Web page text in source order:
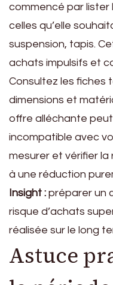
commencé par
celles qu’elle
suspension, tapis.
achats impulsifs et
Consultez les fiches
dimensions et
offre alléchante
incompatible avec
mesurer et vérifier
à une réduction
Insight : préparer un
risque d’achats
réalisée sur le long
Astuce